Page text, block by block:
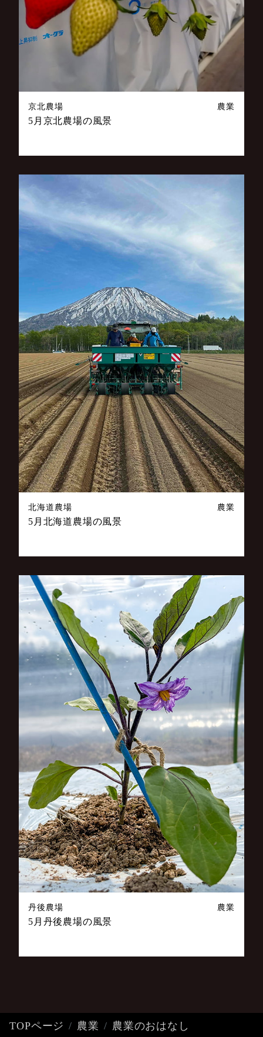
京北農場 農業
5月京北農場の風景
北海道農場 農業
5月北海道農場の風景
丹後農場 農業
5月丹後農場の風景
TOPページ 農業
農業のおはなし